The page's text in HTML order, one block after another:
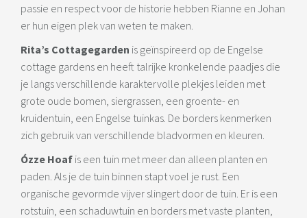
passie en respect voor de historie hebben Rianne en Johan
er hun eigen plek van weten te maken.
Rita’s Cottagegarden is geïnspireerd op de Engelse
cottage gardens en heeft talrijke kronkelende paadjes die
je langs verschillende karaktervolle plekjes leiden met
grote oude bomen, siergrassen, een groente- en
kruidentuin, een Engelse tuinkas. De borders kenmerken
zich gebruik van verschillende bladvormen en kleuren.
Ózze Hoaf is een tuin met meer dan alleen planten en
paden. Als je de tuin binnen stapt voel je rust. Een
organische gevormde vijver slingert door de tuin. Er is een
rotstuin, een schaduwtuin en borders met vaste planten,